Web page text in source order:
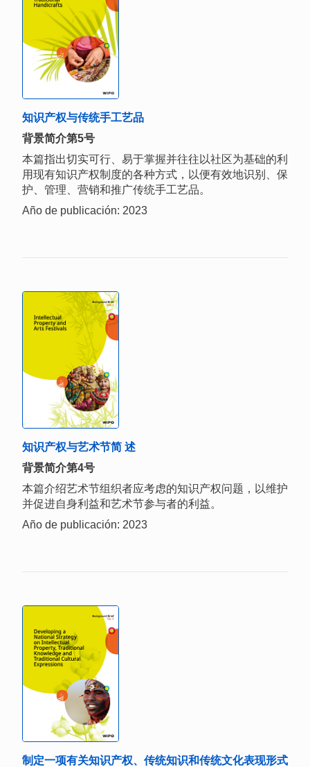
知识产权与传统手工艺品
背景简介第5号
本篇指出切实可行、易于掌握并往往以社区为基础的利
用现有知识产权制度的各种方式，以便有效地识别、保
护、管理、营销和推广传统手工艺品。
Año de publicación: 2023
知识产权与艺术节简 述
背景简介第4号
本篇介绍艺术节组织者应考虑的知识产权问题，以维护
并促进自身利益和艺术节参与者的利益。
Año de publicación: 2023
制定一项有关知识产权、传统知识和传统文化表现形式